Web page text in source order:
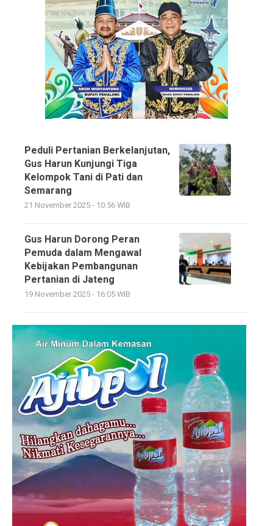
Peduli Pertanian Berkelanjutan,
Gus Harun Kunjungi Tiga
Kelompok Tani di Pati dan
Semarang
21 November 2025 - 10:56 WIB
Gus Harun Dorong Peran
Pemuda dalam Mengawal
Kebijakan Pembangunan
Pertanian di Jateng
19 November 2025 - 16:05 WIB